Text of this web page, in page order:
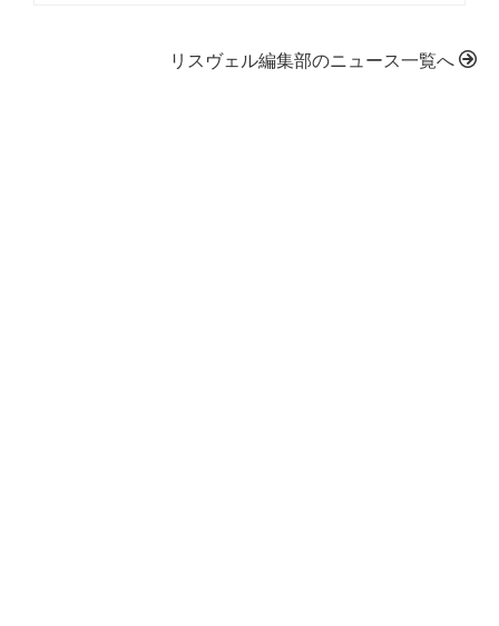
リスヴェル編集部のニュース一覧へ